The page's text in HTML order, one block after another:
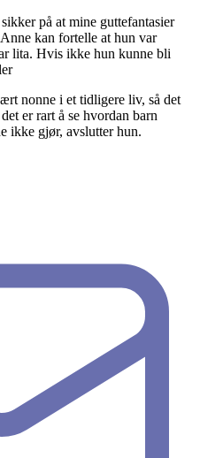
på at mine guttefantasier
kan fortelle at hun var
lita. Hvis ikke hun kunne bli
nonne i et tidligere liv, så det
er rart å se hvordan barn
ikke gjør, avslutter hun.